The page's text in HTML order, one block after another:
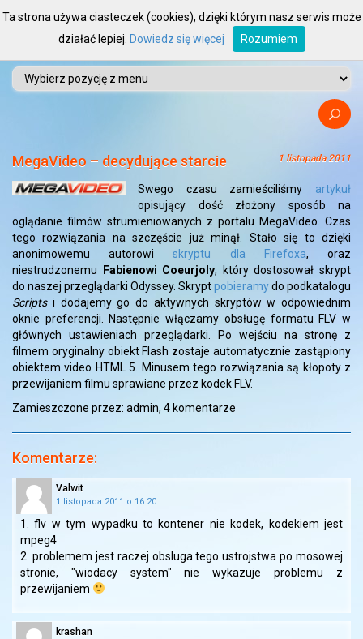
MegaVideo – decydujące starcie 1 listopada 2011
Swego czasu zamieściliśmy artykuł
opisujący dość złożony sposób na
oglądanie filmów strumieniowanych z portalu MegaVideo. Czas
tego rozwiązania na szczęście już minął. Stało się to dzięki
anonimowemu autorowiskryptu dla Firefoxa, oraz
niestrudzonemu
Fabienowi Coeurjoly, który dostosował skrypt
do naszej przeglądarki Odyssey. Skryptpobieramydo podkatalogu
Scriptsi dodajemy go do aktywnych skryptów w odpowiednim
oknie preferencji. Następnie włączamy obsługę formatu FLV w
głównych ustawieniach przeglądarki. Po wejściu na stronę z
filmem oryginalny obiekt Flash zostaje automatycznie zastąpiony
obiektem video HTML 5. Minusem tego rozwiązania są kłopoty z
przewijaniem filmu sprawiane przez kodek FLV.
Zamieszczone przez: admin, 4 komentarze
Komentarze:
Valwit
1 listopada 2011 o 16:20
1. flv w tym wypadku to kontener nie kodek, kodekiem jest
mpeg4
2. problemem jest raczej obsluga tego ustrojstwa po mosowej
stronie, "wiodacy system" nie wykazuje problemu z
przewijaniem
krashan
Ta strona używa ciasteczek (cookies), dzięki którym nasz serwis może
działać lepiej. Dowiedz się więcej Rozumiem